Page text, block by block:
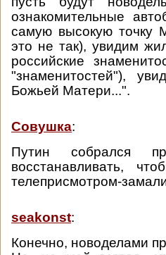
ознакомительные
самую высокую точку
это не так), увидим
российские
"знаменитостей"),
Божьей Матери...".
Совушка:
Путин собрался
восстанавливать,
телеприсмотром-
seakonst:
Конечно, новоделами